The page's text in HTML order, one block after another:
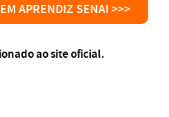
APRENDIZ SENAI >>>
ao site oficial.